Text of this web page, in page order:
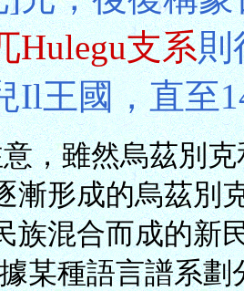
Hulegu支系則
Il王國，直至
，雖然烏茲別
漸形成的烏茲別
族混合而成的新
某種語言譜系